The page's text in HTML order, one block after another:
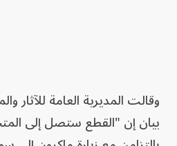
وقالت المديرية العامة للآثار
بيان إن "القطع ‏ستصل إلى